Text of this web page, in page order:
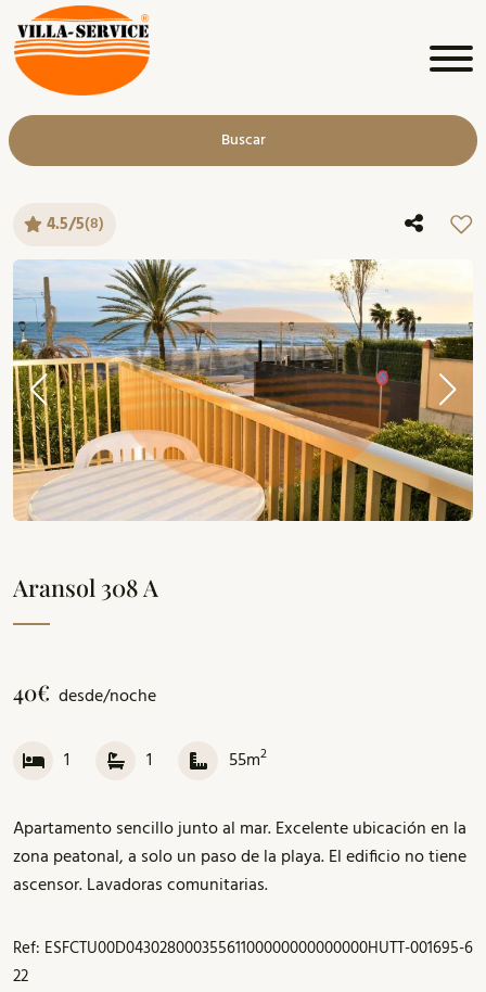
Buscar
4.5/5(8)
Aransol 308 A
1 1 55m2
Apartamento sencillo junto al mar. Excelente ubicación en la
zona peatonal, a solo un paso de la playa. El edificio no tiene
ascensor. Lavadoras comunitarias.
Ref: ESFCTU00D04302800035561100000000000000HUTT-001695-6
22
40€ desde/noche